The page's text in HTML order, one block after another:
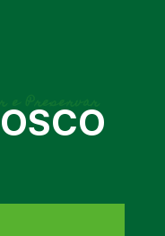
e Preservar